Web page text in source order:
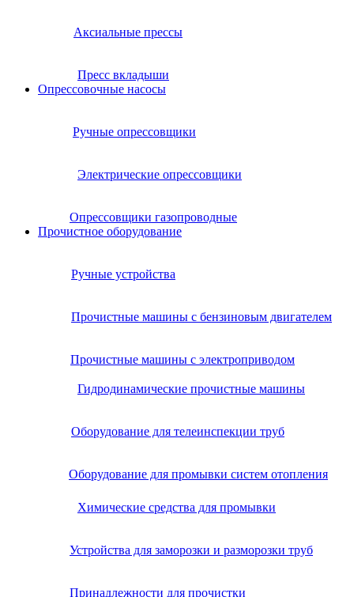
Аксиальные прессы
Пресс вкладыши
Опрессовочные насосы
Ручные опрессовщики
Электрические опрессовщики
Опрессовщики газопроводные
Прочистное оборудование
Ручные устройства
Прочистные машины с бензиновым двигателем
Прочистные машины с электроприводом
Гидродинамические прочистные машины
Оборудование для телеинспекции труб
Оборудование для промывки систем отопления
Химические средства для промывки
Устройства для заморозки и разморозки труб
Принадлежности для прочистки